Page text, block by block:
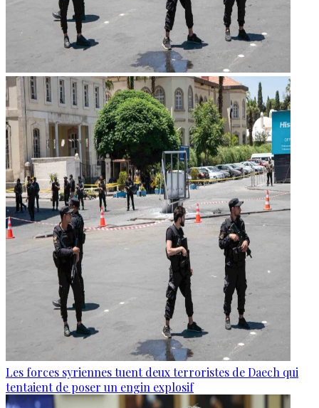
Les forces syriennes tuent deux terroristes de Daech qui
tentaient de poser un engin explosif